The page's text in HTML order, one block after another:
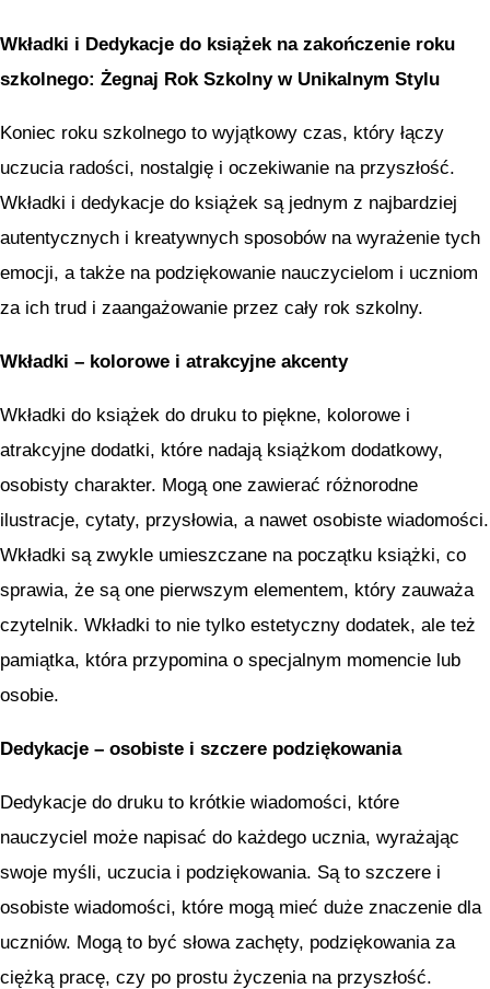
Wkładki i Dedykacje do książek na zakończenie roku
szkolnego: Żegnaj Rok Szkolny w Unikalnym Stylu
Koniec roku szkolnego to wyjątkowy czas, który łączy
uczucia radości, nostalgię i oczekiwanie na przyszłość.
Wkładki i dedykacje do książek są jednym z najbardziej
autentycznych i kreatywnych sposobów na wyrażenie tych
emocji, a także na podziękowanie nauczycielom i uczniom
za ich trud i zaangażowanie przez cały rok szkolny.
Wkładki – kolorowe i atrakcyjne akcenty
Wkładki do książek do druku to piękne, kolorowe i
atrakcyjne dodatki, które nadają książkom dodatkowy,
osobisty charakter. Mogą one zawierać różnorodne
ilustracje, cytaty, przysłowia, a nawet osobiste wiadomości.
Wkładki są zwykle umieszczane na początku książki, co
sprawia, że są one pierwszym elementem, który zauważa
czytelnik. Wkładki to nie tylko estetyczny dodatek, ale też
pamiątka, która przypomina o specjalnym momencie lub
osobie.
Dedykacje – osobiste i szczere podziękowania
Dedykacje do druku to krótkie wiadomości, które
nauczyciel może napisać do każdego ucznia, wyrażając
swoje myśli, uczucia i podziękowania. Są to szczere i
osobiste wiadomości, które mogą mieć duże znaczenie dla
uczniów. Mogą to być słowa zachęty, podziękowania za
ciężką pracę, czy po prostu życzenia na przyszłość.